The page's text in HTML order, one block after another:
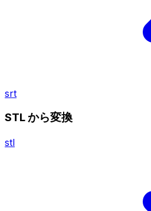
srt
STL から変換
stl